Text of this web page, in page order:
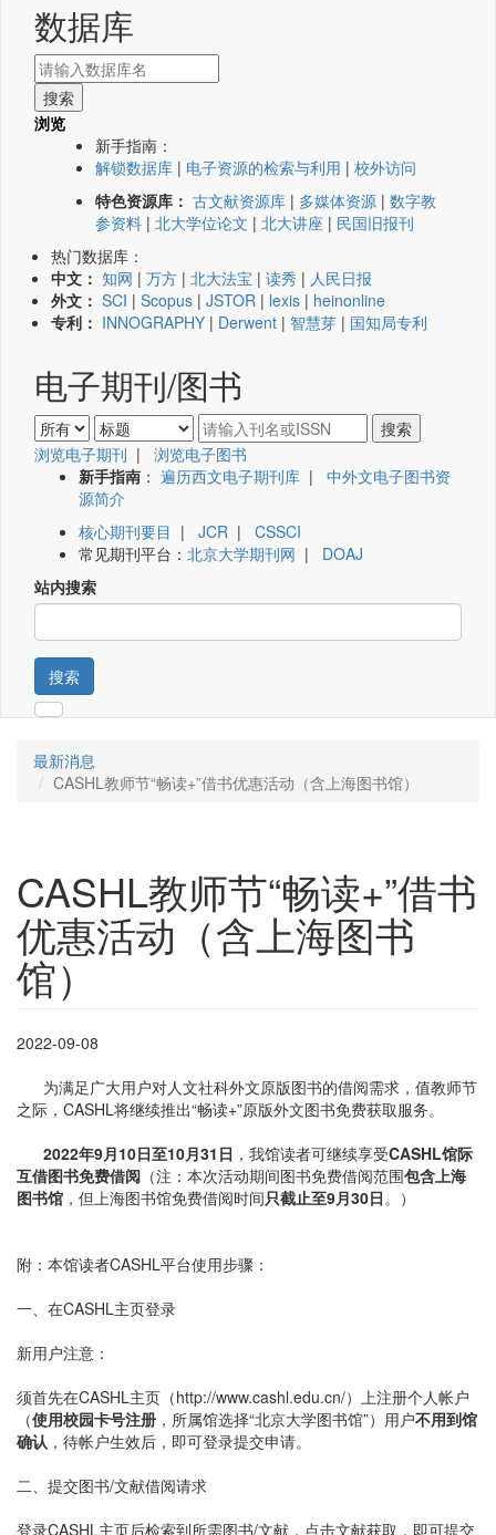
数据库
浏览
新手指南：
解锁数据库 | 电子资源的检索与利用 | 校外访问
特色资源库： 古文献资源库 | 多媒体资源 | 数字教
参资料 | 北大学位论文 | 北大讲座 | 民国旧报刊
热门数据库：
中文： 知网 | 万方 | 北大法宝 | 读秀 | 人民日报
外文： SCI | Scopus | JSTOR | lexis | heinonline
专利： INNOGRAPHY | Derwent | 智慧芽 | 国知局专利
电子期刊/图书
浏览电子期刊 | 浏览电子图书
新手指南 ： 遍历西文电子期刊库 | 中外文电子图书资
源简介
核心期刊要目 | JCR | CSSCI
常见期刊平台： 北京大学期刊网 | DOAJ
站内搜索
搜索
最新消息
CASHL教师节“畅读+”借书优惠活动（含上海图书馆）
CASHL教师节“畅读+”借书
优惠活动（含上海图书
馆）
2022-09-08
为满足广大用户对人文社科外文原版图书的借阅需求，值教师节
之际，CASHL将继续推出“畅读+”原版外文图书免费获取服务。
2022年9月10日至10月31日 ，我馆读者可继续享受CASHL馆际
互借图书免费借阅 （注：本次活动期间图书免费借阅范围包含上海
图书馆 ，但上海图书馆免费借阅时间只截止至9月30日。）
附：本馆读者CASHL平台使用步骤：
一、在CASHL主页登录
新用户注意：
须首先在CASHL主页（http://www.cashl.edu.cn/）上注册个人帐户
（使用校园卡号注册 ，所属馆选择“北京大学图书馆”）用户不用到馆
确认 ，待帐户生效后，即可登录提交申请。
二、提交图书/文献借阅请求
登录CASHL主页后检索到所需图书/文献，点击文献获取，即可提交